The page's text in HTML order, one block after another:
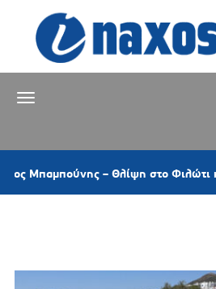
– Θλίψη στο Φιλώτι και τη Νάξο